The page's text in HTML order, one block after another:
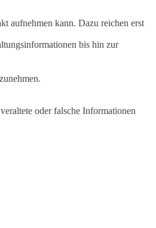
aufnehmen kann. Dazu reichen erst
bis hin zur
oder falsche Informationen